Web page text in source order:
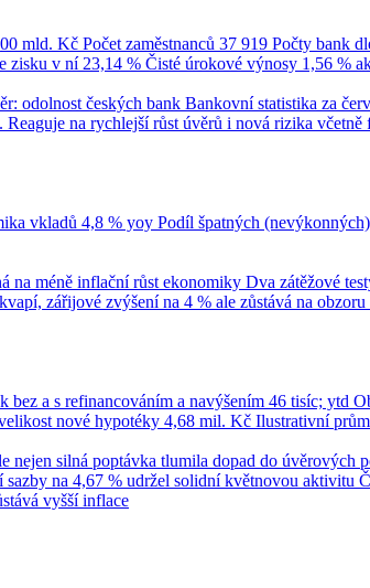
mld. Kč Počet zaměstnanců 37 919 Počty bank
zisku v ní 23,14 % Čisté úrokové výnosy 1,56 %
odolnost českých bank Bankovní statistika za
na rychlejší růst úvěrů i nová rizika včetně
vkladů 4,8 % yoy Podíl špatných
na méně inflační růst ekonomiky Dva zátěžové
zářijové zvýšení na 4 % ale zůstává na obzoru
bez a s refinancováním a navýšením 46 tisíc; ytd
nové hypotéky 4,68 mil. Kč Ilustrativní
nejen silná poptávka tlumila dopad do úvěrových
na 4,67 % udržel solidní květnovou aktivitu
vyšší inflace